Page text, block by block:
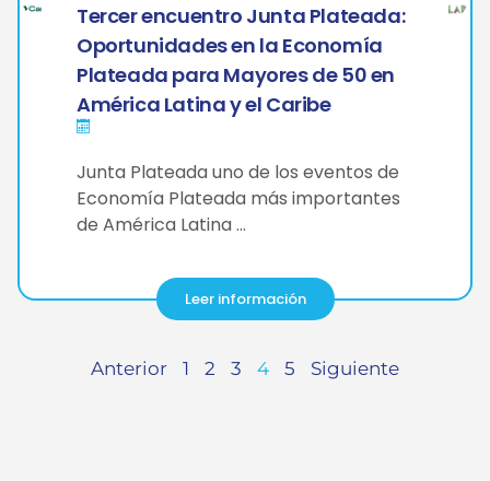
Tercer encuentro Junta Plateada:
Oportunidades en la Economía
Plateada para Mayores de 50 en
América Latina y el Caribe
Junta Plateada uno de los eventos de
Economía Plateada más importantes
de América Latina …
Leer información
Anterior 1 2 3 4 5 Siguiente